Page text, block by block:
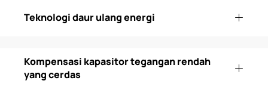
Teknologi daur ulang energi
Kompensasi kapasitor tegangan rendah
yang cerdas